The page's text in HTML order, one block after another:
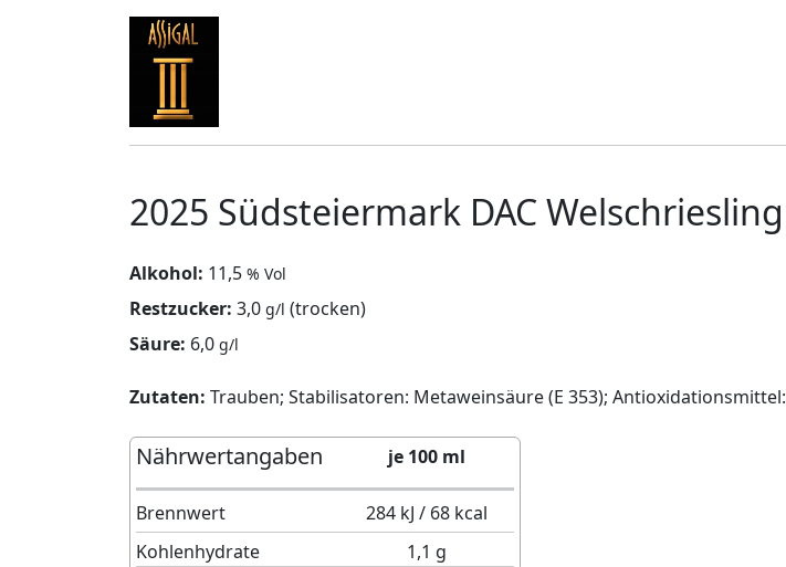
2025 Südsteiermark DAC Welschriesling
Alkohol: 11,5 % Vol
Restzucker: 3,0 g/l (trocken)
Säure: 6,0 g/l
Zutaten: Trauben; Stabilisatoren: Metaweinsäure (E 353); Antioxidationsmittel:
Nährwertangaben je 100 ml
Brennwert
284 kJ / 68 kcal
Kohlenhydrate
1,1 g